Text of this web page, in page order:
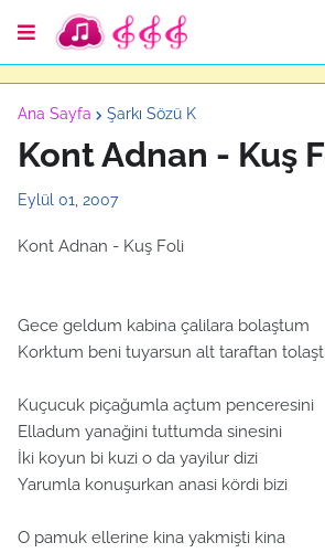
Ana Sayfa Şarkı Sözü K
Kont Adnan - Kuş
Eylül 01, 2007
Kont Adnan - Kuş Foli
Gece geldum kabina çalilara bolaştum
Korktum beni tuyarsun alt taraftan
Kuçucuk piçağumla açtum penceresini
Elladum yanağini tuttumda sinesini
İki koyun bi kuzi o da yayilur dizi
Yarumla konuşurkan anasi kördi bizi
O pamuk ellerine kina yakmişti kina